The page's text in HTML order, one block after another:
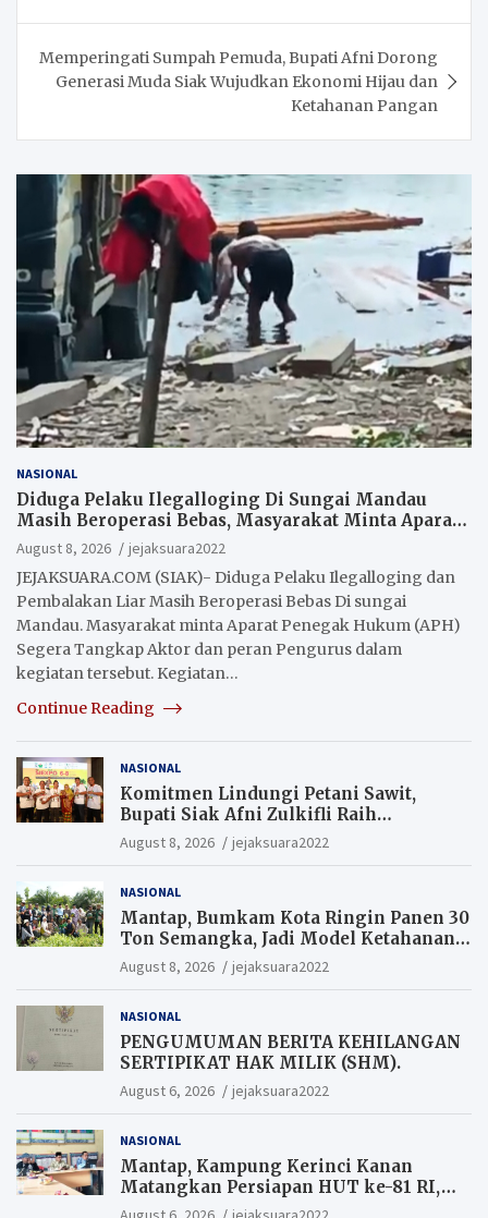
Memperingati Sumpah Pemuda, Bupati Afni Dorong
Generasi Muda Siak Wujudkan Ekonomi Hijau dan
Ketahanan Pangan
NASIONAL
Diduga Pelaku Ilegalloging Di Sungai Mandau
Masih Beroperasi Bebas, Masyarakat Minta Aparat
Penegak Hukum Segera Tangkap Aktor Dan
Pengurus.
August 8, 2026
jejaksuara2022
JEJAKSUARA.COM (SIAK)- Diduga Pelaku Ilegalloging dan
Pembalakan Liar Masih Beroperasi Bebas Di sungai
Mandau. Masyarakat minta Aparat Penegak Hukum (APH)
Segera Tangkap Aktor dan peran Pengurus dalam
kegiatan tersebut. Kegiatan…
Continue Reading
NASIONAL
Komitmen Lindungi Petani Sawit,
Bupati Siak Afni Zulkifli Raih
Penghargaan SIEXPO 2026
August 8, 2026 jejaksuara2022
NASIONAL
Mantap, Bumkam Kota Ringin Panen 30
Ton Semangka, Jadi Model Ketahanan
Pangan Siak.
August 8, 2026 jejaksuara2022
NASIONAL
PENGUMUMAN BERITA KEHILANGAN
SERTIPIKAT HAK MILIK (SHM).
August 6, 2026 jejaksuara2022
NASIONAL
Mantap, Kampung Kerinci Kanan
Matangkan Persiapan HUT ke-81 RI,
Warga yang ikut Upacara